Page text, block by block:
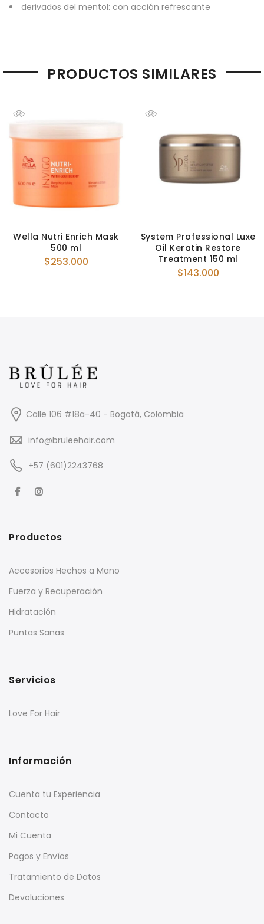
derivados del mentol: con acción refrescante
PRODUCTOS SIMILARES
Wella Nutri Enrich Mask
500 ml
$253.000
System Professional Luxe
Oil Keratin Restore
Treatment 150 ml
$143.000
Calle 106 #18a-40 - Bogotá, Colombia
info@bruleehair.com
+57 (601)2243768
Productos
Accesorios Hechos a Mano
Fuerza y Recuperación
Hidratación
Puntas Sanas
Servicios
Love For Hair
Información
Cuenta tu Experiencia
Contacto
Mi Cuenta
Pagos y Envíos
Tratamiento de Datos
Devoluciones